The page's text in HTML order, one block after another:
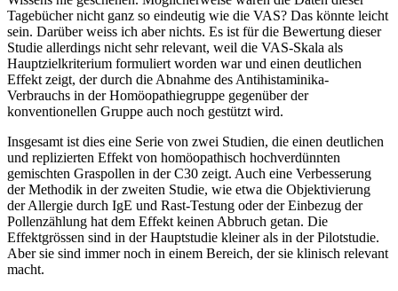
Tagebücher nicht ganz so eindeutig wie die VAS? Das könnte leicht
sein. Darüber weiss ich aber nichts. Es ist für die Bewertung dieser
Studie allerdings nicht sehr relevant, weil die VAS-Skala als
Hauptzielkriterium formuliert worden war und einen deutlichen
Effekt zeigt, der durch die Abnahme des Antihistaminika-
Verbrauchs in der Homöopathiegruppe gegenüber der
konventionellen Gruppe auch noch gestützt wird.
Insgesamt ist dies eine Serie von zwei Studien, die einen deutlichen
und replizierten Effekt von homöopathisch hochverdünnten
gemischten Graspollen in der C30 zeigt. Auch eine Verbesserung
der Methodik in der zweiten Studie, wie etwa die Objektivierung
der Allergie durch IgE und Rast-Testung oder der Einbezug der
Pollenzählung hat dem Effekt keinen Abbruch getan. Die
Effektgrössen sind in der Hauptstudie kleiner als in der Pilotstudie.
Aber sie sind immer noch in einem Bereich, der sie klinisch relevant
macht.